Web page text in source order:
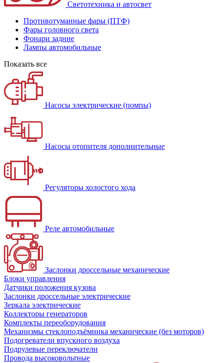
Светотехника и автосвет
Противотуманные фары (ПТФ)
Фары головного света
Фонари задние
Лампы автомобильные
Показать все
Насосы электрические (помпы)
Насосы отопителя дополнительные
Регуляторы холостого хода
Реле автомобильные
Заслонки дроссельные механические
Блоки управления
Датчики положения кузова
Заслонки дроссельные электрические
Зеркала электрические
Коллекторы генераторов
Комплекты переоборудования
Механизмы стеклоподъёмника механические (без моторов)
Подогреватели впускного воздуха
Подрулевые переключатели
Провода высоковольтные